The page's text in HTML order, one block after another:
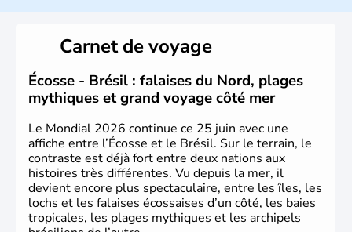
du Brésil ont été atteintes par le portugais Cabral en
1500. Durant le XVIe siècle, de très nombreux esclaves
venus d'Afrique ont permis une large exploitation des
ressources en sucre du pays.
Carnet de voyage
Écosse - Brésil : falaises du Nord, plages
mythiques et grand voyage côté mer
Le Mondial 2026 continue ce 25 juin avec une
affiche entre l’Écosse et le Brésil. Sur le terrain, le
contraste est déjà fort entre deux nations aux
histoires très différentes. Vu depuis la mer, il
devient encore plus spectaculaire, entre les îles, les
lochs et les falaises écossaises d’un côté, les baies
tropicales, les plages mythiques et les archipels